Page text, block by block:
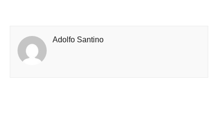
Adolfo Santino